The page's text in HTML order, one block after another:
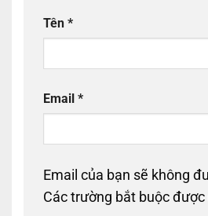
Tên *
Email *
Email của bạn sẽ không
Các trường bắt buộc được